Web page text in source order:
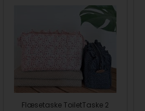
Flæsetaske ToiletTaske 2